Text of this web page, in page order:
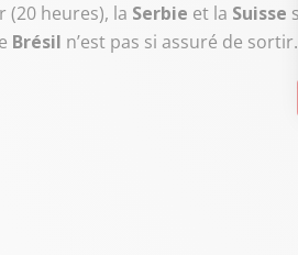
(20 heures), la Serbie et la Suisse
Brésil n’est pas si assuré de sortir.